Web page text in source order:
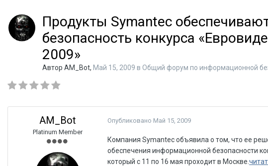
Продукты Symantec
безопасность конкурса
2009»
Автор AM_Bot, Май 15, 2009 в Общий форум по информационной
AM_Bot
Platinum Member
Опубликовано Май 15, 2009
Компания Symantec объявила о том, что ее
обеспечения информационной безопасности
который с 11 по 16 мая проходит в Москве.